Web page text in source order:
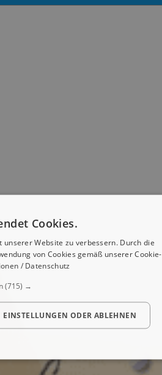
Cookies.
Website zu verbessern. Durch die
von Cookies gemäß unserer Cookie-
/ Datenschutz
(715) →
EINSTELLUNGEN ODER ABLEHNEN